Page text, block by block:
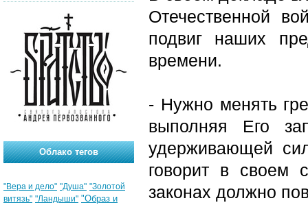
Отечественной
подвиг наших
времени.
- Нужно менять
выполняя Его
удерживающей
говорит в своем
законах должно
Облако тегов
"Вера и дело" "Душа" "Золотой
витязь" "Ландыши" "Образ и